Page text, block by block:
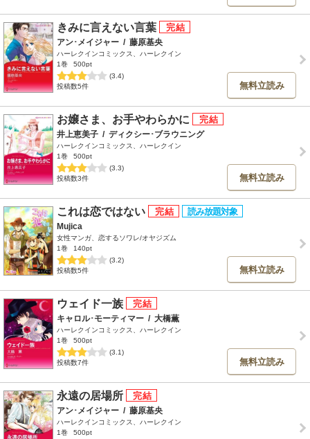
きみに言えない言葉
アン･メイジャー / 藤原基央
ハーレクインコミックス、ハーレクイン
1巻
500pt
(3.4)
投稿数5件
無料立読み
お嬢さま、お手やわらかに
井上恵美子 / ディクシー･ブラウニング
ハーレクインコミックス、ハーレクイン
1巻
500pt
(3.3)
投稿数3件
無料立読み
これは恋ではない
Mujica
女性マンガ、恋するソワレ/オヤジズム
1巻
140pt
(3.2)
投稿数5件
無料立読み
ウェイド一族
キャロル･モーティマー / 大橋薫
ハーレクインコミックス、ハーレクイン
1巻
500pt
(3.1)
投稿数7件
無料立読み
永遠の居場所
アン･メイジャー / 藤原基央
ハーレクインコミックス、ハーレクイン
1巻
500pt